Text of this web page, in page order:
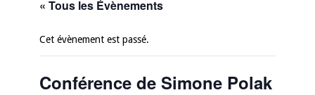
« Tous les Évènements
Cet évènement est passé.
Conférence de Simone Polak